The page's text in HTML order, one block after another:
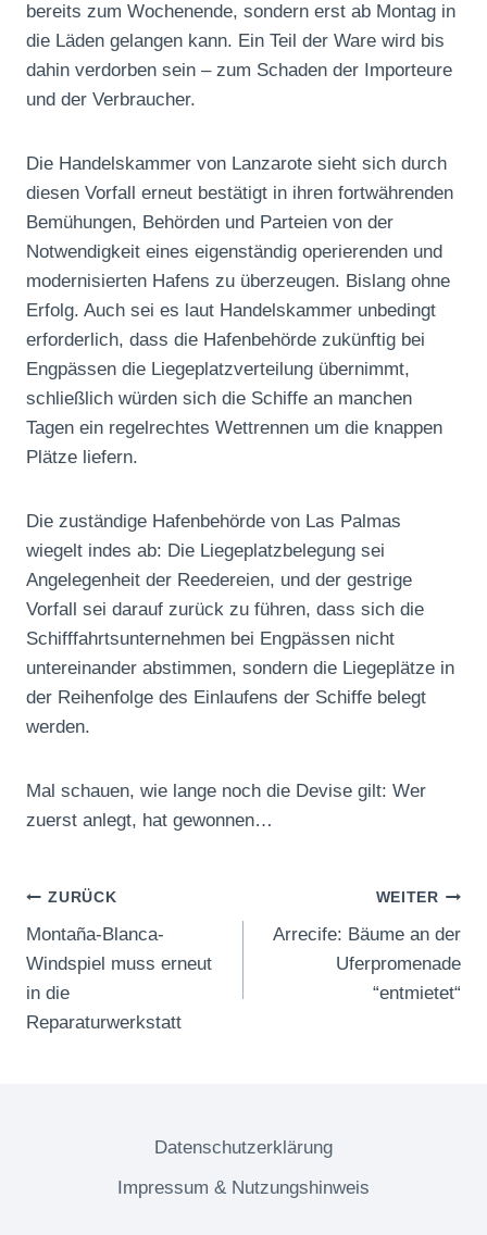
bereits zum Wochenende, sondern erst ab Montag in
die Läden gelangen kann. Ein Teil der Ware wird bis
dahin verdorben sein – zum Schaden der Importeure
und der Verbraucher.
Die Handelskammer von Lanzarote sieht sich durch
diesen Vorfall erneut bestätigt in ihren fortwährenden
Bemühungen, Behörden und Parteien von der
Notwendigkeit eines eigenständig operierenden und
modernisierten Hafens zu überzeugen. Bislang ohne
Erfolg. Auch sei es laut Handelskammer unbedingt
erforderlich, dass die Hafenbehörde zukünftig bei
Engpässen die Liegeplatzverteilung übernimmt,
schließlich würden sich die Schiffe an manchen
Tagen ein regelrechtes Wettrennen um die knappen
Plätze liefern.
Die zuständige Hafenbehörde von Las Palmas
wiegelt indes ab: Die Liegeplatzbelegung sei
Angelegenheit der Reedereien, und der gestrige
Vorfall sei darauf zurück zu führen, dass sich die
Schifffahrtsunternehmen bei Engpässen nicht
untereinander abstimmen, sondern die Liegeplätze in
der Reihenfolge des Einlaufens der Schiffe belegt
werden.
Mal schauen, wie lange noch die Devise gilt: Wer
zuerst anlegt, hat gewonnen…
Beitragsnavigation
ZURÜCK
Montaña-Blanca-
Windspiel muss erneut
in die
Reparaturwerkstatt
WEITER
Arrecife: Bäume an der
Uferpromenade
“entmietet“
Datenschutzerklärung
Impressum & Nutzungshinweis